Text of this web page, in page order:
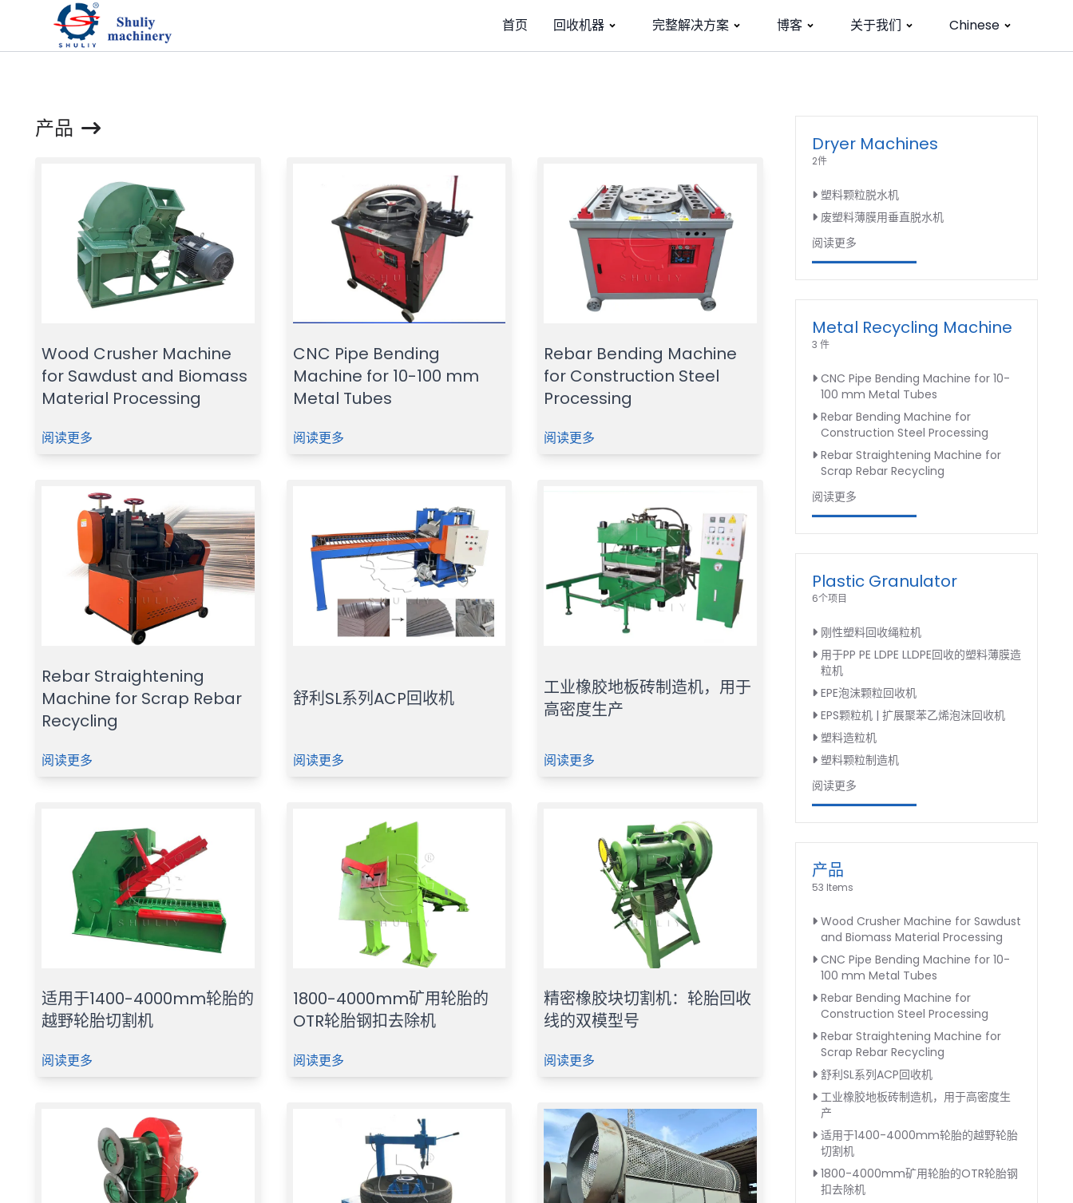
首页 回收机器 完整解决方案 博客 关于我们 Chinese
产品
Wood Crusher Machine
for Sawdust and Biomass
Material Processing
阅读更多
CNC Pipe Bending
Machine for 10-100 mm
Metal Tubes
阅读更多
Rebar Bending Machine
for Construction Steel
Processing
阅读更多
Rebar Straightening
Machine for Scrap Rebar
Recycling
阅读更多
舒利SL系列ACP回收机
阅读更多
工业橡胶地板砖制造机，用于
高密度生产
阅读更多
适用于1400-4000mm轮胎的
越野轮胎切割机
阅读更多
1800-4000mm矿用轮胎的
OTR轮胎钢扣去除机
阅读更多
精密橡胶块切割机：轮胎回收
线的双模型号
阅读更多
Dryer Machines
2件
塑料颗粒脱水机
废塑料薄膜用垂直脱水机
阅读更多
Metal Recycling Machine
3 件
CNC Pipe Bending Machine for 10-
100 mm Metal Tubes
Rebar Bending Machine for
Construction Steel Processing
Rebar Straightening Machine for
Scrap Rebar Recycling
阅读更多
Plastic Granulator
6个项目
刚性塑料回收绳粒机
用于PP PE LDPE LLDPE回收的塑料薄膜造
粒机
EPE泡沫颗粒回收机
EPS颗粒机 | 扩展聚苯乙烯泡沫回收机
塑料造粒机
塑料颗粒制造机
阅读更多
产品
53 Items
Wood Crusher Machine for Sawdust
and Biomass Material Processing
CNC Pipe Bending Machine for 10-
100 mm Metal Tubes
Rebar Bending Machine for
Construction Steel Processing
Rebar Straightening Machine for
Scrap Rebar Recycling
舒利SL系列ACP回收机
工业橡胶地板砖制造机，用于高密度生
产
适用于1400-4000mm轮胎的越野轮胎
切割机
1800-4000mm矿用轮胎的OTR轮胎钢
扣去除机